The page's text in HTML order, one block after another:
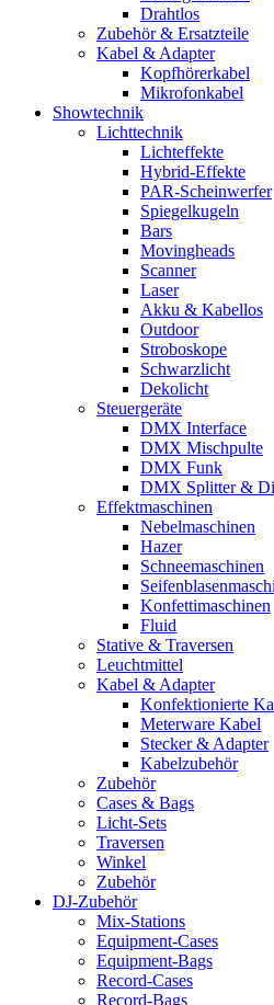
Drahtlos
Zubehör & Ersatzteile
Kabel & Adapter
Kopfhörerkabel
Mikrofonkabel
Showtechnik
Lichttechnik
Lichteffekte
Hybrid-Effekte
PAR-Scheinwerfer
Spiegelkugeln
Bars
Movingheads
Scanner
Laser
Akku & Kabellos
Outdoor
Stroboskope
Schwarzlicht
Dekolicht
Steuergeräte
DMX Interface
DMX Mischpulte
DMX Funk
DMX Splitter &
Effektmaschinen
Nebelmaschinen
Hazer
Schneemaschinen
Konfettimaschinen
Fluid
Stative & Traversen
Leuchtmittel
Kabel & Adapter
Konfektionierte
Meterware Kabel
Stecker & Adapter
Kabelzubehör
Zubehör
Cases & Bags
Licht-Sets
Traversen
Winkel
Zubehör
DJ-Zubehör
Mix-Stations
Equipment-Cases
Equipment-Bags
Record-Cases
Record-Bags